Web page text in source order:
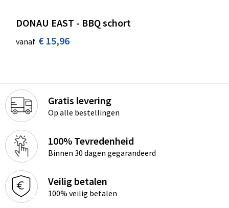
DONAU EAST - BBQ schort
vanaf € 15,96
Gratis levering
Op alle bestellingen
100% Tevredenheid
Binnen 30 dagen gegarandeerd
Veilig betalen
100% veilig betalen